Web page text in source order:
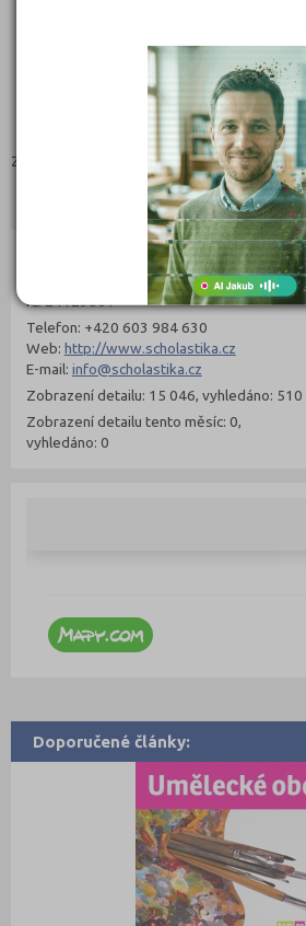
Zaměření:
Schnirchova 662/22, 17000 Praha 7 -
Typ školy: Soukromé
IČ: 24129801
Telefon: +420 603 984 630
Web: http://www.scholastika.cz
E-mail: info@scholastika.cz
Zobrazení detailu: 15 046, vyhledáno: 510
Zobrazení detailu tento měsíc: 0,
vyhledáno: 0
Doporučené články: